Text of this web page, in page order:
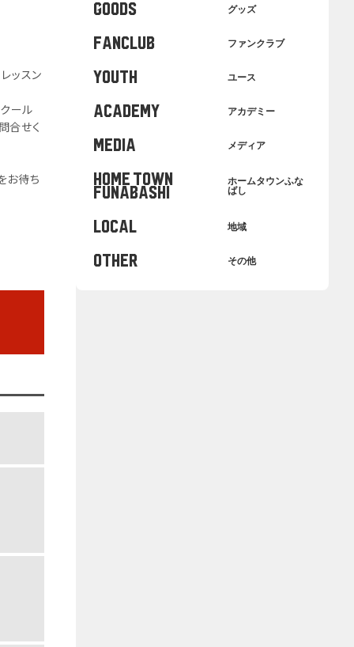
レッスン
ール
合せく
お待ち
GOODS グッズ
FANCLUB ファンクラブ
YOUTH ユース
ACADEMY アカデミー
MEDIA メディア
HOME TOWN
FUNABASHI
ホームタウンふな
ばし
LOCAL 地域
OTHER その他